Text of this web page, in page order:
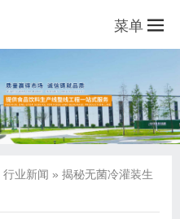
菜单
行业新闻 » 揭秘无菌冷灌装生